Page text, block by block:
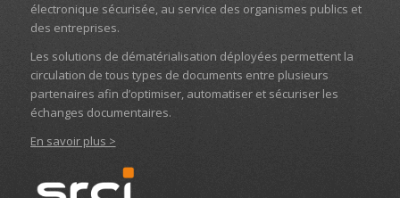
électronique sécurisée, au service des organismes publics et
des entreprises.
Les solutions de dématérialisation déployées permettent la
circulation de tous types de documents entre plusieurs
partenaires afin d’optimiser, automatiser et sécuriser les
échanges documentaires.
En savoir plus >